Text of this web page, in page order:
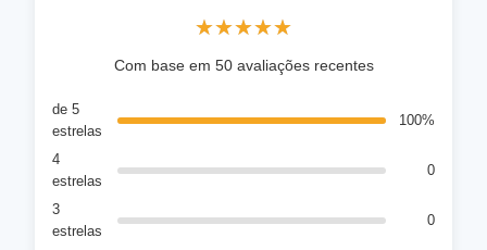
★★★★★
★★★★★
Com base em 50 avaliações recentes
de 5
estrelas
100%
4
estrelas
0
3
estrelas
0